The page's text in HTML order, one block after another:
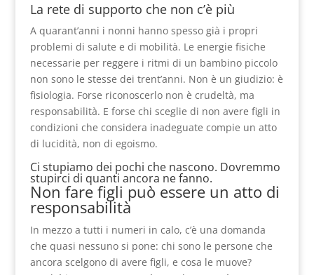
La rete di supporto che non c’è più
A quarant’anni i nonni hanno spesso già i propri
problemi di salute e di mobilità. Le energie fisiche
necessarie per reggere i ritmi di un bambino piccolo
non sono le stesse dei trent’anni. Non è un giudizio: è
fisiologia. Forse riconoscerlo non è crudeltà, ma
responsabilità. E forse chi sceglie di non avere figli in
condizioni che considera inadeguate compie un atto
di lucidità, non di egoismo.
Ci stupiamo dei pochi che nascono. Dovremmo
stupirci di quanti ancora ne fanno.
Non fare figli può essere un atto di
responsabilità
In mezzo a tutti i numeri in calo, c’è una domanda
che quasi nessuno si pone: chi sono le persone che
ancora scelgono di avere figli, e cosa le muove?